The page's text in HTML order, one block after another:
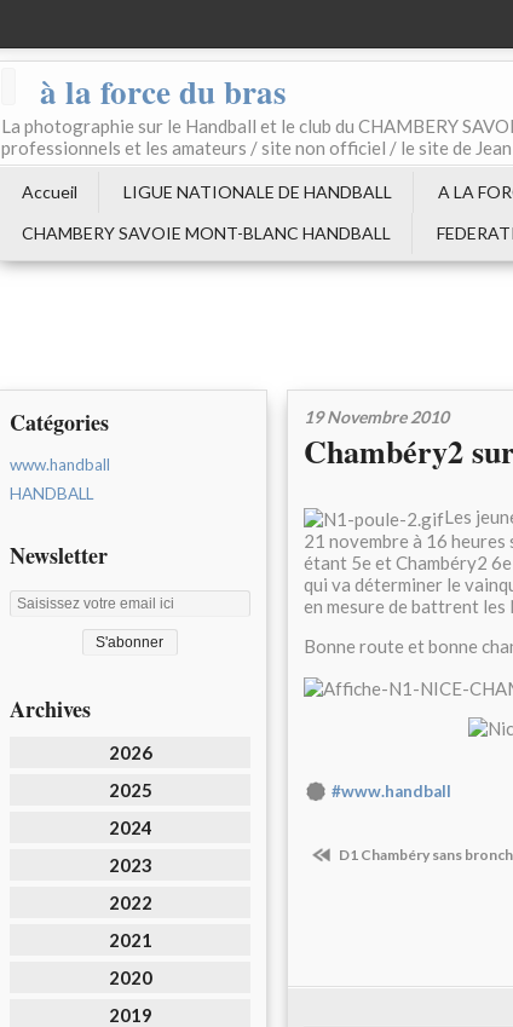
à la force du bras
La photographie sur le Handball et le club du CHAMBERY
professionnels et les amateurs / site non officiel / le site de
Accueil LIGUE NATIONALE DE HANDBALL
A LA
CHAMBERY SAVOIE MONT-BLANC HANDBALL
Catégories
www.handball
HANDBALL
Newsletter
Archives
2026
2025
2024
2023
2022
2021
2020
2019
19 Novembre 2010
Chambéry2
Les
21 novembre à 16
étant 5e et Chambéry2
qui va déterminer le
en mesure de battrent
Bonne route et bonne
#www.handball
D1 Chambéry sans